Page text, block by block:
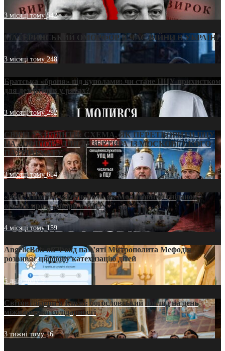
3 місяці тому542
МАТЕРИНСЬКИЙ ОМОРФОР В ЧАС ВІЙНИ В УКРАЇНІ
3 місяці тому248
Братська «броня» під куполами: чи стане ПЦУ прихистком
для дезертирів у рясах?
3 місяці тому292
СВЯТІ УХИЛЯНТИ: СХЕМА, ЯК ПЕРЕТВОРИТИ ПЦУ
НА «ОФШОР» ДЛЯ ДЕЗЕРТИРА ІЗ МОСКОВСЬКОГО
ПАТРІАРХАТУ
3 місяці тому654
«Кейс Тихона» у Тернополі: як Молитовний сніданок
оголив кризу довіри в ПЦУ
4 місяці тому159
AngelicBot: як Фонд пам’яті Митрополита Мефодія
розвиває цифрову катехизацію дітей
5 днів тому9
Світові лідери в Києві: богословський погляд на день
міжнародної солідарності
3 тижні тому16